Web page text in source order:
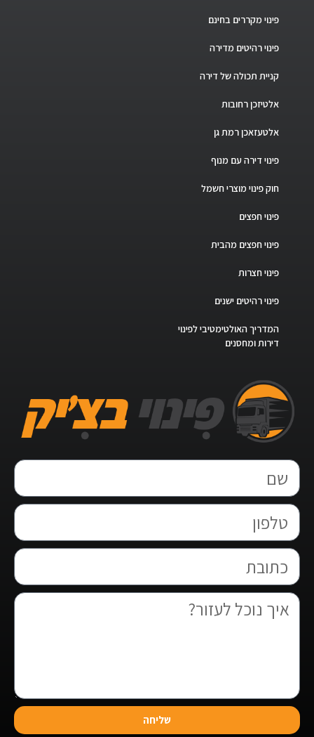
פינוי מקררים בחינם
פינוי רהיטים מדירה
קניית תכולה של דירה
אלטיזכן רחובות
אלטעזאכן רמת גן
פינוי דירה עם מנוף
חוק פינוי מוצרי חשמל
פינוי חפצים
פינוי חפצים מהבית
פינוי חצרות
פינוי רהיטים ישנים
המדריך האולטימטיבי לפינוי
דירות ומחסנים
שליחה